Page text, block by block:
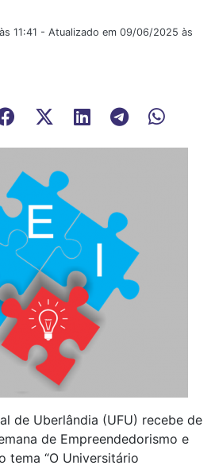
11:41 - Atualizado em 09/06/2025 às
de Uberlândia (UFU) recebe de
de Empreendedorismo e
tema “O Universitário